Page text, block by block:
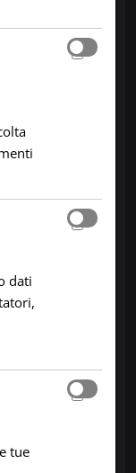
barico
in burrasca.
di
e il
ai
o grosso,
su tutto il
dati
tue